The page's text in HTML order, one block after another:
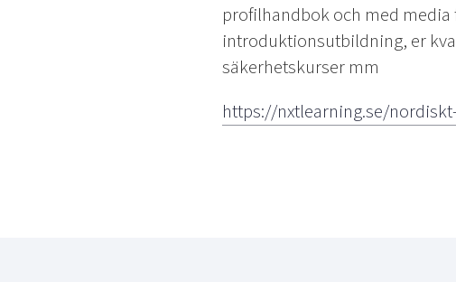
profilhandbok och med
introduktionsutbildning, er
säkerhetskurser mm
https://nxtlearning.se/